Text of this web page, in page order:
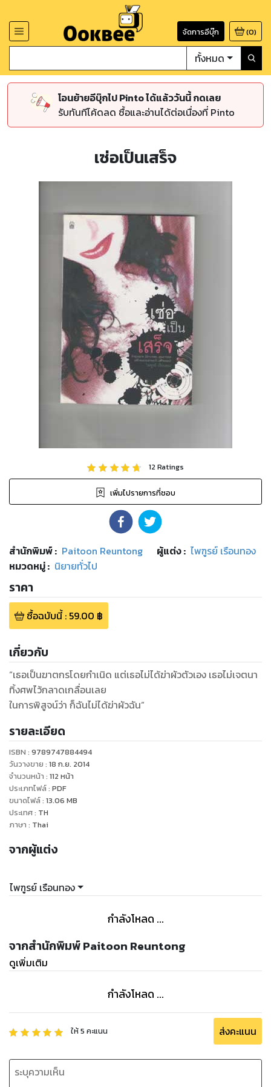
จัดการอีบุ๊ก (0)
ทั้งหมด
โอนย้ายอีบุ๊กไป Pinto ได้แล้ววันนี้ กดเลย
รับทันทีโค้ดลด ซื้อและอ่านได้ต่อเนื่องที่ Pinto
เซ่อเป็นเสร็จ
12Ratings
เพิ่มไปรายการที่ชอบ
สำนักพิมพ์: Paitoon Reuntong ผู้แต่ง : ไพฑูรย์ เรือนทอง
หมวดหมู่: นิยายทั่วไป
ราคา
ซื้อฉบับนี้: 59.00 ฿
เกี่ยวกับ
“เธอเป็นฆาตกรโดยกำเนิด แต่เธอไม่ได้ฆ่าผัวตัวเอง เธอไม่เจตนา
ทิ้งศพไว้กลาดเกลื่อนเลย
ในการพิสูจน์ว่า ก็ฉันไม่ได้ฆ่าผัวฉัน”
รายละเอียด
ISBN : 9789747884494
วันวางขาย : 18 ก.ย. 2014
จำนวนหน้า : 112 หน้า
ประเภทไฟล์: PDF
ขนาดไฟล์: 13.06 MB
ประเทศ: TH
ภาษา : Thai
จากผู้แต่ง
ไพฑูรย์ เรือนทอง
กำลังโหลด ...
จากสำนักพิมพ์ Paitoon Reuntong
ดูเพิ่มเติม
กำลังโหลด ...
ให้5 คะแนน ส่งคะแนน